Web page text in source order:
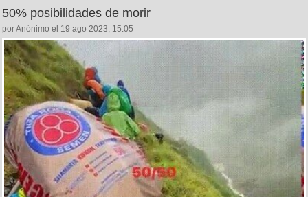
50% posibilidades de morir
por Anónimo el 19 ago 2023, 15:05